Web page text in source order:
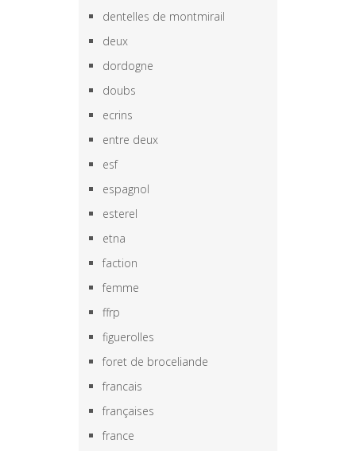
dentelles de montmirail
deux
dordogne
doubs
ecrins
entre deux
esf
espagnol
esterel
etna
faction
femme
ffrp
figuerolles
foret de broceliande
francais
françaises
france